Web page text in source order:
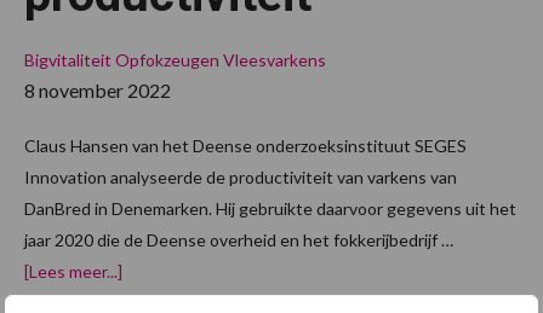
Bigvitaliteit Opfokzeugen Vleesvarkens
8 november 2022
Claus Hansen van het Deense onderzoeksinstituut SEGES
Innovation analyseerde de productiviteit van varkens van
DanBred in Denemarken. Hij gebruikte daarvoor gegevens uit het
jaar 2020 die de Deense overheid en het fokkerijbedrijf …
[Lees meer...]